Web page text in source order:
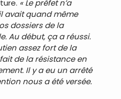
« Le préfet n’a
avait quand même
dossiers de la
Au début, ça a réussi.
assez fort de la
de la résistance en
Il y a eu un arrêté
nous a été versée.